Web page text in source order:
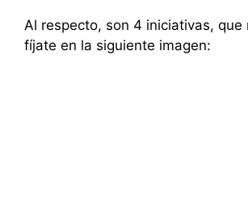
Al respecto, son 4 iniciativas, que
fíjate en la siguiente imagen: